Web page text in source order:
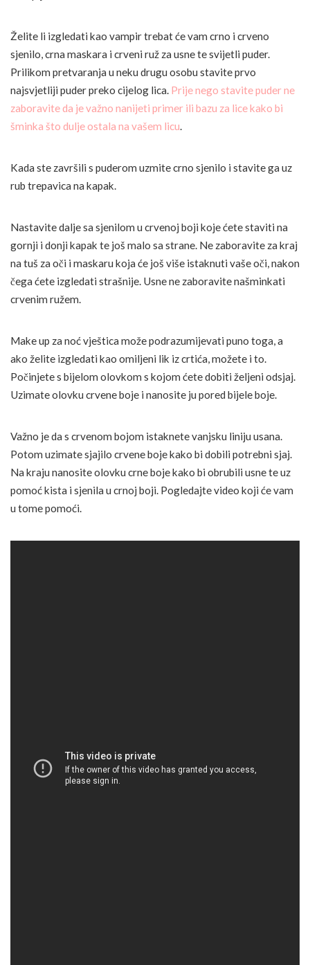
Želite li izgledati kao vampir trebat će vam crno i crveno
sjenilo, crna maskara i crveni ruž za usne te svijetli puder.
Prilikom pretvaranja u neku drugu osobu stavite prvo
najsvjetliji puder preko cijelog lica. Prije nego stavite puder ne
zaboravite da je važno nanijeti primer ili bazu za lice kako bi
šminka što dulje ostala na vašem licu.
Kada ste završili s puderom uzmite crno sjenilo i stavite ga uz
rub trepavica na kapak.
Nastavite dalje sa sjenilom u crvenoj boji koje ćete staviti na
gornji i donji kapak te još malo sa strane. Ne zaboravite za kraj
na tuš za oči i maskaru koja će još više istaknuti vaše oči, nakon
čega ćete izgledati strašnije. Usne ne zaboravite našminkati
crvenim ružem.
Make up za noć vještica može podrazumijevati puno toga, a
ako želite izgledati kao omiljeni lik iz crtića, možete i to.
Počinjete s bijelom olovkom s kojom ćete dobiti željeni odsjaj.
Uzimate olovku crvene boje i nanosite ju pored bijele boje.
Važno je da s crvenom bojom istaknete vanjsku liniju usana.
Potom uzimate sjajilo crvene boje kako bi dobili potrebni sjaj.
Na kraju nanosite olovku crne boje kako bi obrubili usne te uz
pomoć kista i sjenila u crnoj boji. Pogledajte video koji će vam
u tome pomoći.